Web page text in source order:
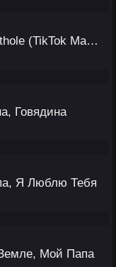
Песня - Toca toca x Amathole (TikTok Mashup)
Говядина
Я Люблю Тебя
Мой Папа